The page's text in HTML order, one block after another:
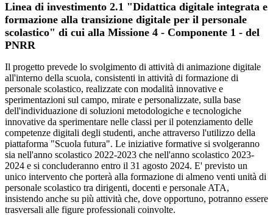
Linea di investimento 2.1 "Didattica digitale integrata e
formazione alla transizione digitale per il personale
scolastico" di cui alla Missione 4 - Componente 1 - del
PNRR
Il progetto prevede lo svolgimento di attività di animazione digitale
all'interno della scuola, consistenti in attività di formazione di
personale scolastico, realizzate con modalità innovative e
sperimentazioni sul campo, mirate e personalizzate, sulla base
dell'individuazione di soluzioni metodologiche e tecnologiche
innovative da sperimentare nelle classi per il potenziamento delle
competenze digitali degli studenti, anche attraverso l'utilizzo della
piattaforma "Scuola futura". Le iniziative formative si svolgeranno
sia nell'anno scolastico 2022-2023 che nell'anno scolastico 2023-
2024 e si concluderanno entro il 31 agosto 2024. E' previsto un
unico intervento che porterà alla formazione di almeno venti unità di
personale scolastico tra dirigenti, docenti e personale ATA,
insistendo anche su più attività che, dove opportuno, potranno essere
trasversali alle figure professionali coinvolte.